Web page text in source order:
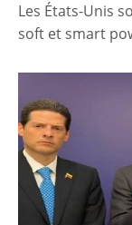
Les États-Unis
soft et smart